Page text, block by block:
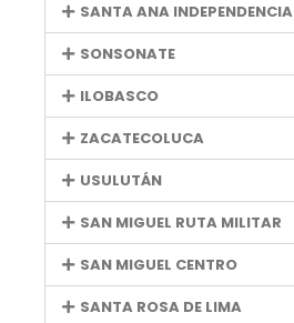
SANTA ANA INDEPENDENCIA
SONSONATE
ILOBASCO
ZACATECOLUCA
USULUTÁN
SAN MIGUEL RUTA MILITAR
SAN MIGUEL CENTRO
SANTA ROSA DE LIMA